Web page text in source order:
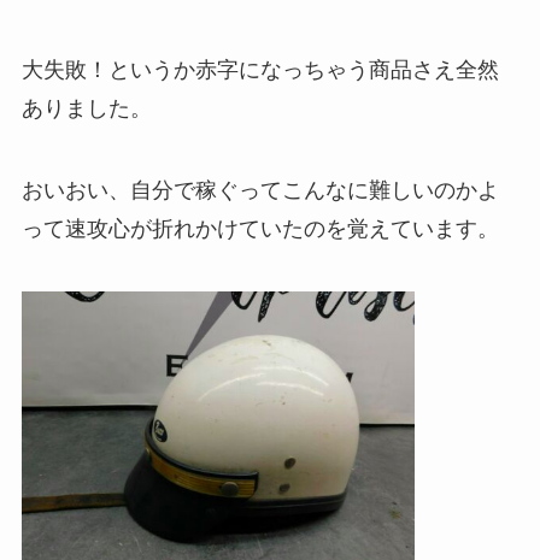
大失敗！というか赤字になっちゃう商品さえ全然
ありました。
おいおい、自分で稼ぐってこんなに難しいのかよ
って速攻心が折れかけていたのを覚えています。